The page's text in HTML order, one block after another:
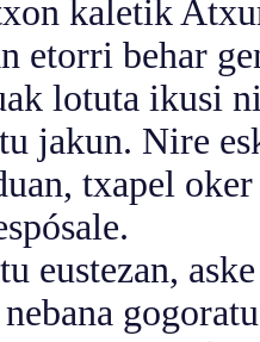
kaletik
etorri behar
ikusi
jakun. Nire
txapel
aske
nebana